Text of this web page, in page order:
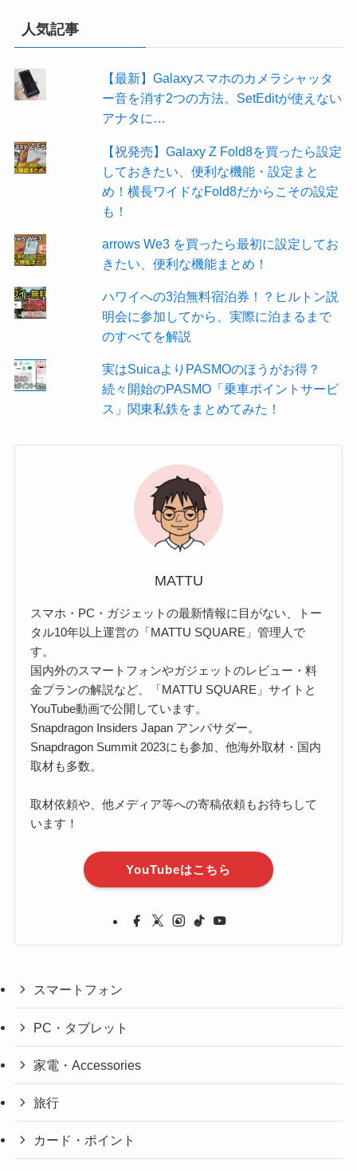
人気記事
【最新】Galaxyスマホのカメラシャッタ
ー音を消す2つの方法。SetEditが使えない
アナタに…
【祝発売】Galaxy Z Fold8を買ったら設定
しておきたい、便利な機能・設定まと
め！横長ワイドなFold8だからこその設定
も！
arrows We3 を買ったら最初に設定してお
きたい、便利な機能まとめ！
ハワイへの3泊無料宿泊券！？ヒルトン説
明会に参加してから、実際に泊まるまで
のすべてを解説
実はSuicaよりPASMOのほうがお得？
続々開始のPASMO「乗車ポイントサービ
ス」関東私鉄をまとめてみた！
MATTU
スマホ・PC・ガジェットの最新情報に目がない、トー
タル10年以上運営の「MATTU SQUARE」管理人で
す。
国内外のスマートフォンやガジェットのレビュー・料
金プランの解説など、「MATTU SQUARE」サイトと
YouTube動画で公開しています。
Snapdragon Insiders Japan アンバサダー。
Snapdragon Summit 2023にも参加、他海外取材・国内
取材も多数。
取材依頼や、他メディア等への寄稿依頼もお待ちして
います！
YouTubeはこちら
スマートフォン
PC・タブレット
家電・Accessories
旅行
カード・ポイント